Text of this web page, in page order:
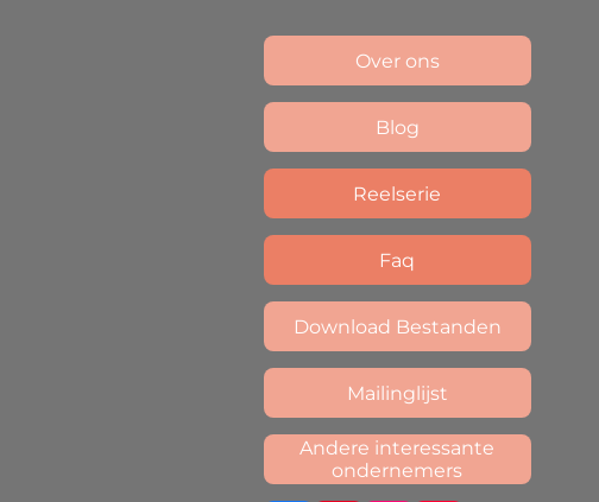
Over ons
Blog
Reelserie
Faq
Download Bestanden
Mailinglijst
Andere interessante
ondernemers